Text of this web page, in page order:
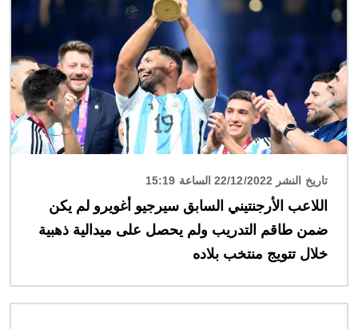
تاريخ النشر 22/12/2022 الساعة 15:19
اللاعب الأرجنتيني السابق سيرجيو أغويرو لم يكن
ضمن طاقم التدريب ولم يحصل على ميدالية ذهبية
خلال تتويج منتخب بلاده